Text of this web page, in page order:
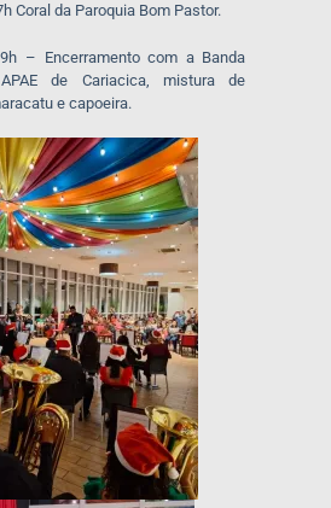
Coral da Paroquia Bom Pastor.
– Encerramento com a Banda
de Cariacica, mistura de
e capoeira.